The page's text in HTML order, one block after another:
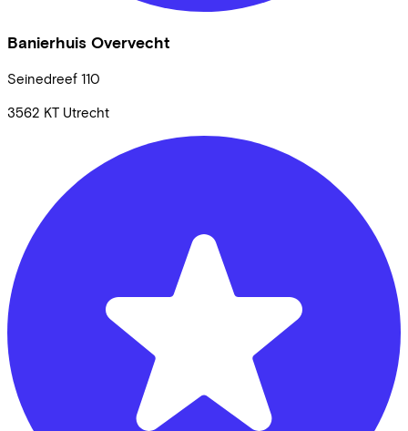
Banierhuis Overvecht
Seinedreef 110
3562 KT Utrecht